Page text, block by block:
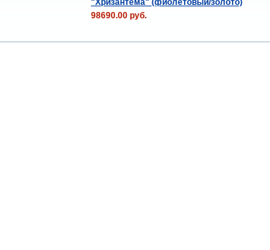
98690.00 руб.